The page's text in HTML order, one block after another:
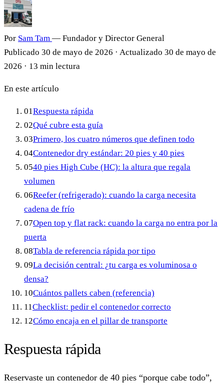
Por Sam Tam — Fundador y Director General
Publicado 30 de mayo de 2026 · Actualizado 30 de mayo de
2026 · 13 min lectura
En este artículo
01Respuesta rápida
02Qué cubre esta guía
03Primero, los cuatro números que definen todo
04Contenedor dry estándar: 20 pies y 40 pies
0540 pies High Cube (HC): la altura que regala
volumen
06Reefer (refrigerado): cuando la carga necesita
cadena de frío
07Open top y flat rack: cuando la carga no entra por la
puerta
08Tabla de referencia rápida por tipo
09La decisión central: ¿tu carga es voluminosa o
densa?
10Cuántos pallets caben (referencia)
11Checklist: pedir el contenedor correcto
12Cómo encaja en el pillar de transporte
Respuesta rápida
Reservaste un contenedor de 40 pies “porque cabe todo”,